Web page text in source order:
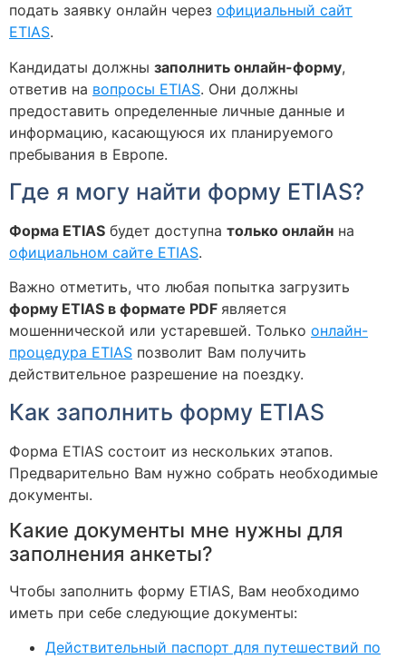
подать заявку онлайн через официальный сайт
ETIAS.
Кандидаты должны заполнить онлайн-форму,
ответив на вопросы ETIAS. Они должны
предоставить определенные личные данные и
информацию, касающуюся их планируемого
пребывания в Европе.
Где я могу найти форму ETIAS?
Форма ETIAS будет доступна только онлайн на
официальном сайте ETIAS.
Важно отметить, что любая попытка загрузить
форму ETIAS в формате PDF является
мошеннической или устаревшей. Только онлайн-
процедура ETIAS позволит Вам получить
действительное разрешение на поездку.
Как заполнить форму ETIAS
Форма ETIAS состоит из нескольких этапов.
Предварительно Вам нужно собрать необходимые
документы.
Какие документы мне нужны для
заполнения анкеты?
Чтобы заполнить форму ETIAS, Вам необходимо
иметь при себе следующие документы:
Действительный паспорт для путешествий по